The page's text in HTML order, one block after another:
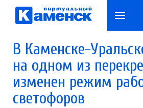
В Каменске-
на одном из
изменен режим
светофоров